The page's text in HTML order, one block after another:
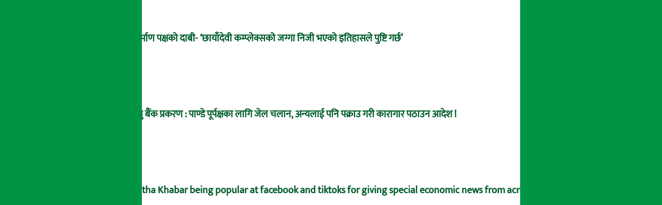
निर्माण पक्षको दाबी- ‘छायाँदेवी कम्प्लेक्सको जग्गा निजी भएको इतिहासले पुष्टि गर्छ’
प्रभु बैंक प्रकरण : पाण्डे पूर्पक्षका लागि जेल चलान, अन्यलाई पनि पक्राउ गरी कारागार पठाउन आदेश !
Artha Khabar being popular at facebook and tiktoks for giving special economic news from across Nepal.